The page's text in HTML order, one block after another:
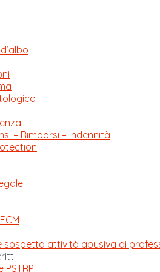
– Rimborsi – Indennità
sospetta attività abusiva di